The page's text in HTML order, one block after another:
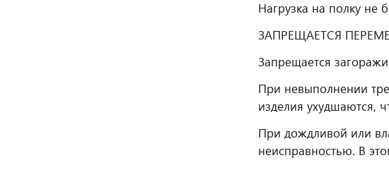
Нагрузка на полку не
ЗАПРЕЩАЕТСЯ
Запрещается
При невыполнении
изделия ухудшаются,
При дождливой или
неисправностью. В